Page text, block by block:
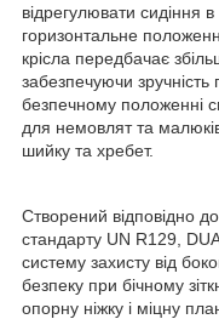
відрегулювати сидіння
горизонтальне
крісла передбачає
забезпечуючи
безпечному положенні
для немовлят та
шийку та хребет.
Створений відповідно
стандарту UN R129,
систему захисту від
безпеку при бічному
опорну ніжку і міцну